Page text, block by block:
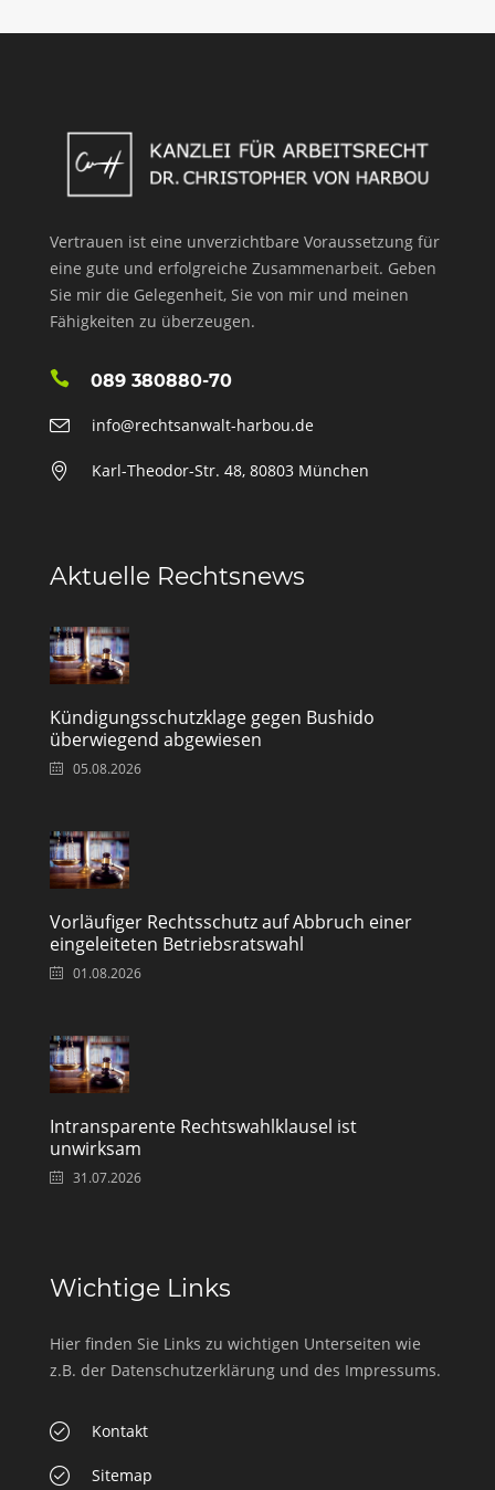
Vertrauen ist eine unverzichtbare Voraussetzung für
eine gute und erfolgreiche Zusammenarbeit. Geben
Sie mir die Gelegenheit, Sie von mir und meinen
Fähigkeiten zu überzeugen.
089 380880-70
info@rechtsanwalt-harbou.de
Karl-Theodor-Str. 48, 80803 München
Aktuelle Rechtsnews
Kündigungsschutzklage gegen Bushido
überwiegend abgewiesen
05.08.2026
Vorläufiger Rechtsschutz auf Abbruch einer
eingeleiteten Betriebsratswahl
01.08.2026
Intransparente Rechtswahlklausel ist
unwirksam
31.07.2026
Wichtige Links
Hier finden Sie Links zu wichtigen Unterseiten wie
z.B. der Datenschutzerklärung und des Impressums.
Kontakt
Sitemap